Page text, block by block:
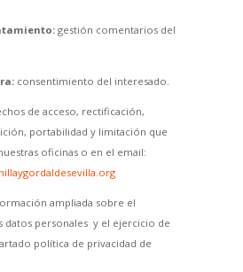
gestión comentarios del
consentimiento del interesado.
de acceso, rectificación,
portabilidad y limitación que
oficinas o en el email:
ampliada sobre el
datos personales y el ejercicio de
política de privacidad de